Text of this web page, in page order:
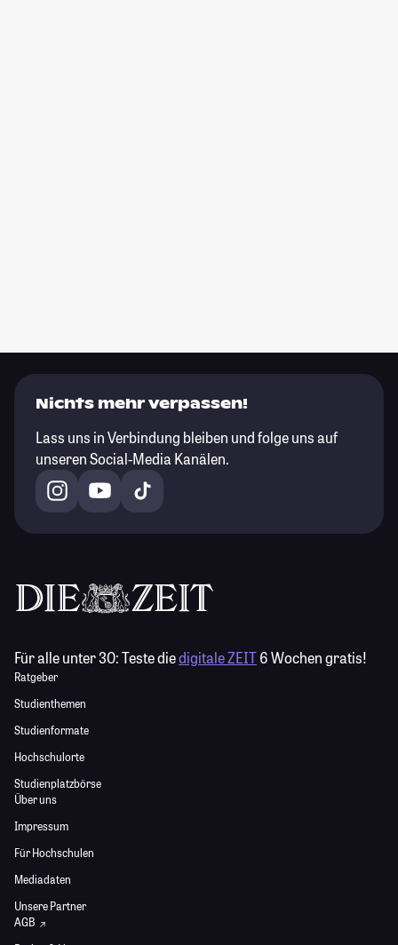
Nichts mehr verpassen!
Lass uns in Verbindung bleiben und folge uns auf
unseren Social-Media Kanälen.
Für alle unter 30:Teste diedigitale ZEIT6 Wochen gratis!
Ratgeber
Studienthemen
Studienformate
Hochschulorte
Studienplatzbörse
Über uns
Impressum
Für Hochschulen
Mediadaten
Unsere Partner
AGB